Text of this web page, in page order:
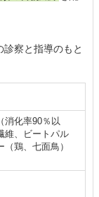
察と指導のもと
消化率90％以
維、ビートパル
鶏、七面鳥）